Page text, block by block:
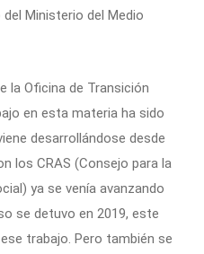
Ministerio del Medio
la Oficina de Transición
en esta materia ha sido
desarrollándose desde
los CRAS (Consejo para la
ya se venía avanzando
se detuvo en 2019, este
trabajo. Pero también se